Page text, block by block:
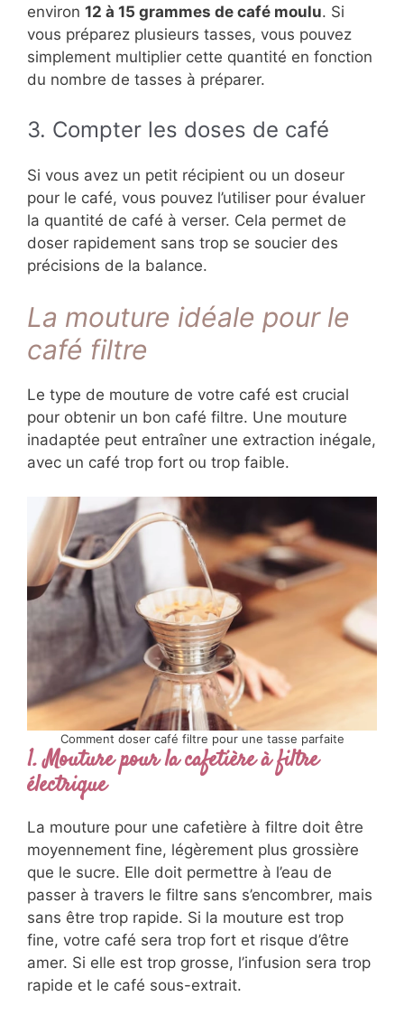
environ 12 à 15 grammes de café moulu. Si
vous préparez plusieurs tasses, vous pouvez
simplement multiplier cette quantité en fonction
du nombre de tasses à préparer.
3. Compter les doses de café
Si vous avez un petit récipient ou un doseur
pour le café, vous pouvez l’utiliser pour évaluer
la quantité de café à verser. Cela permet de
doser rapidement sans trop se soucier des
précisions de la balance.
La mouture idéale pour le
café filtre
Le type de mouture de votre café est crucial
pour obtenir un bon café filtre. Une mouture
inadaptée peut entraîner une extraction inégale,
avec un café trop fort ou trop faible.
Comment doser café filtre pour une tasse parfaite
1. Mouture pour la cafetière à filtre
électrique
La mouture pour une cafetière à filtre doit être
moyennement fine, légèrement plus grossière
que le sucre. Elle doit permettre à l’eau de
passer à travers le filtre sans s’encombrer, mais
sans être trop rapide. Si la mouture est trop
fine, votre café sera trop fort et risque d’être
amer. Si elle est trop grosse, l’infusion sera trop
rapide et le café sous-extrait.